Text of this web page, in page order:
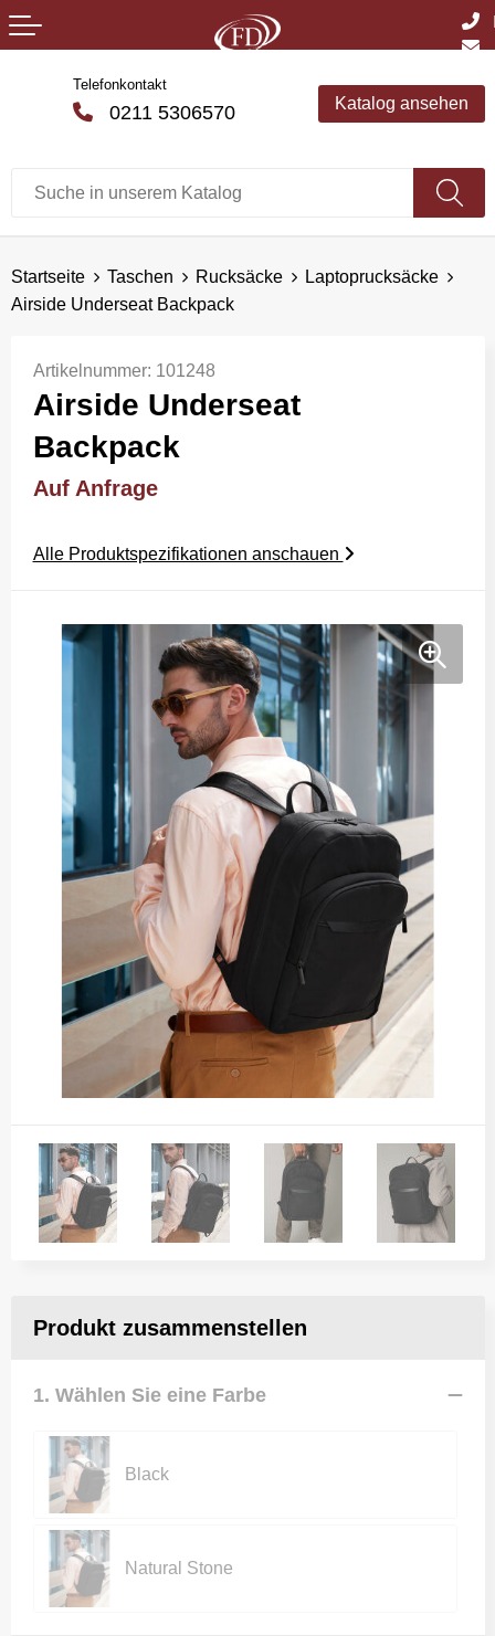
Telefonkontakt
0211 5306570 Katalog ansehen
Startseite Taschen Rucksäcke
Laptoprucksäcke
Airside Underseat Backpack
Artikelnummer: 101248
Airside Underseat
Backpack
Auf Anfrage
Alle Produktspezifikationen anschauen
Produkt zusammenstellen
1. Wählen Sie eine Farbe
Black
Natural Stone